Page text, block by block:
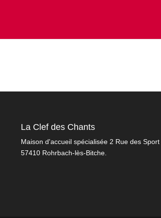
La Clef des Chants
Maison d'accueil spécialisée 2 Rue des Sport
57410 Rohrbach-lès-Bitche.